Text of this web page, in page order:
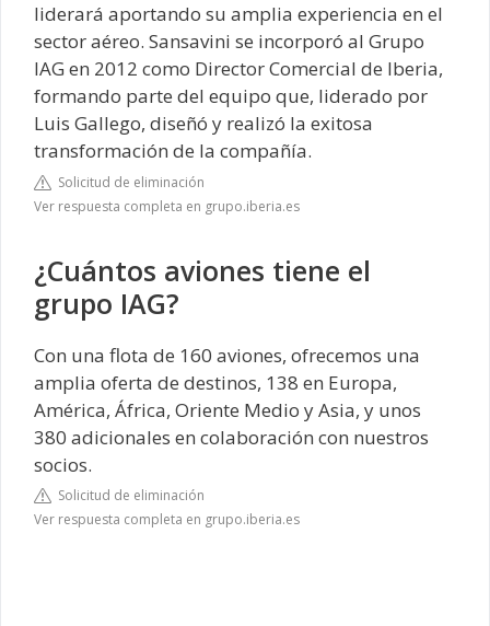
liderará aportando su amplia experiencia en el
sector aéreo. Sansavini se incorporó al Grupo
IAG en 2012 como Director Comercial de Iberia,
formando parte del equipo que, liderado por
Luis Gallego, diseñó y realizó la exitosa
transformación de la compañía.
Solicitud de eliminación
Ver respuesta completa en grupo.iberia.es
¿Cuántos aviones tiene el
grupo IAG?
Con una flota de 160 aviones, ofrecemos una
amplia oferta de destinos, 138 en Europa,
América, África, Oriente Medio y Asia, y unos
380 adicionales en colaboración con nuestros
socios.
Solicitud de eliminación
Ver respuesta completa en grupo.iberia.es